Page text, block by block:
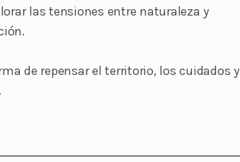
las tensiones entre naturaleza y
de repensar el territorio, los cuidados y